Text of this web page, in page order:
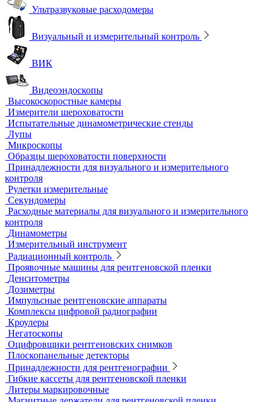
Ультразвуковой неразрушающий контроль
Ультразвуковые дефектоскопы
Ультразвуковые толщиномеры
Стандартные образцы (СОП)
Автоматизированный контроль
Преобразователи и аксессуары
Сканирующие устройства
Соединительные кабели
Ультразвуковые расходомеры
Визуальный и измерительный контроль
ВИК
Видеоэндоскопы
Высокоскоростные камеры
Измерители шероховатости
Испытательные динамометрические стенды
Лупы
Микроскопы
Образцы шероховатости поверхности
Принадлежности для визуального и измерительного
контроля
Рулетки измерительные
Секундомеры
Расходные материалы для визуального и измерительного
контроля
Динамометры
Измерительный инструмент